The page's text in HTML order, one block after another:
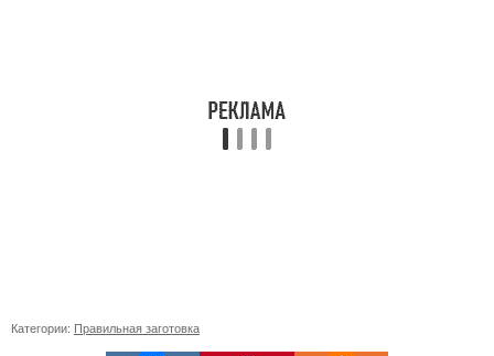
Категории: Правильная заготовка